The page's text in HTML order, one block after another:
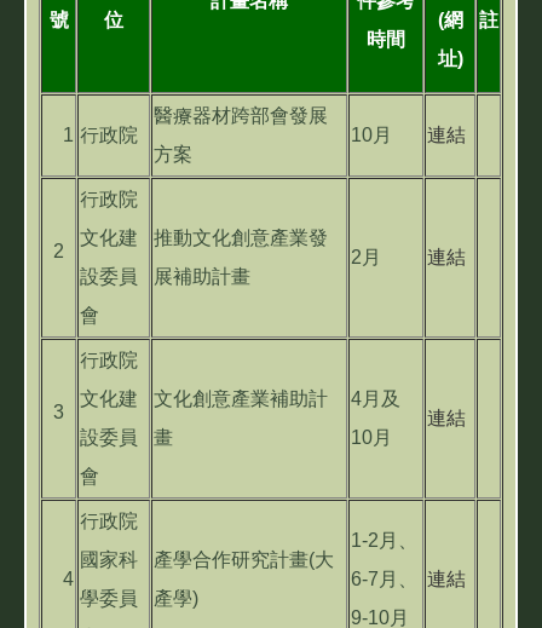
號
位
時間
(網
址)
註
1 行政院
醫療器材跨部會發展
方案
10月 連結
2
行政院
文化建
設委員
會
推動文化創意產業發
展補助計畫
2月 連結
3
行政院
文化建
設委員
會
文化創意產業補助計
畫
4月及
10月
連結
4
行政院
國家科
學委員
產學合作研究計畫(大
產學)
1-2月、
6-7月、
9-10月
連結